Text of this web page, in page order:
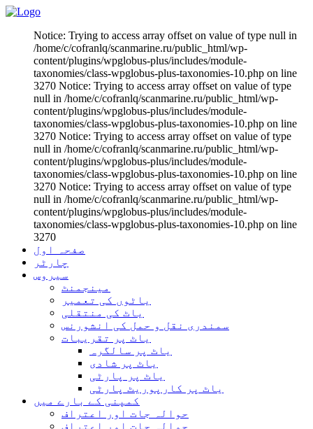
Notice: Trying to access array offset on value of type null in
/home/c/cofranlq/scanmarine.ru/public_html/wp-
content/plugins/wpglobus-plus/includes/module-
taxonomies/class-wpglobus-plus-taxonomies-10.php on line
3270 Notice: Trying to access array offset on value of type
null in /home/c/cofranlq/scanmarine.ru/public_html/wp-
content/plugins/wpglobus-plus/includes/module-
taxonomies/class-wpglobus-plus-taxonomies-10.php on line
3270 Notice: Trying to access array offset on value of type
null in /home/c/cofranlq/scanmarine.ru/public_html/wp-
content/plugins/wpglobus-plus/includes/module-
taxonomies/class-wpglobus-plus-taxonomies-10.php on line
3270 Notice: Trying to access array offset on value of type
null in /home/c/cofranlq/scanmarine.ru/public_html/wp-
content/plugins/wpglobus-plus/includes/module-
taxonomies/class-wpglobus-plus-taxonomies-10.php on line
3270
صفحہ اول
چارٹر
سیروس
مینجمنٹ
یاٹوں کی تعمیر
یاٹ کی منتقلی
سمندری نقل و حمل کی انشورنس
یاٹ پر تقریبات
یاٹ پر سالگرہ
یاٹ پر شادی
یاٹ پر پارٹی
یاٹ پر کارپوریٹ پارٹی
کمپنی کے بارے میں
حوالہ جات اور اعتراف
حوالہ جات اور اعتراف